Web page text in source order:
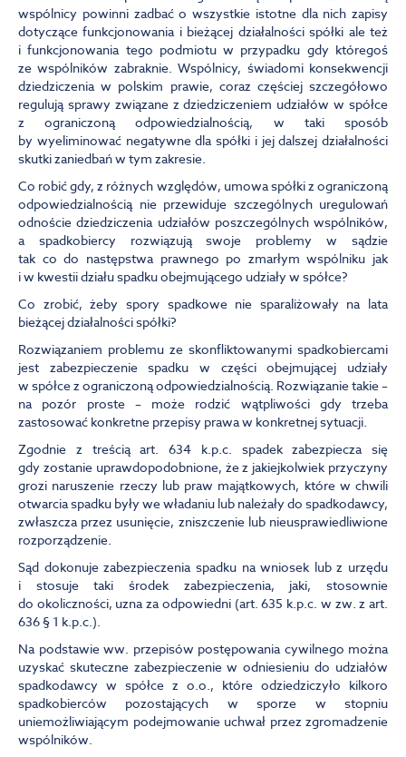
wspólnicy powinni zadbać o wszystkie istotne dla nich zapisy
dotyczące funkcjonowania i bieżącej działalności spółki ale też
i funkcjonowania tego podmiotu w przypadku gdy któregoś
ze wspólników zabraknie. Wspólnicy, świadomi konsekwencji
dziedziczenia w polskim prawie, coraz częściej szczegółowo
regulują sprawy związane z dziedziczeniem udziałów w spółce
z ograniczoną odpowiedzialnością, w taki sposób
by wyeliminować negatywne dla spółki i jej dalszej działalności
skutki zaniedbań w tym zakresie.
Co robić gdy, z różnych względów, umowa spółki z ograniczoną
odpowiedzialnością nie przewiduje szczególnych uregulowań
odnoście dziedziczenia udziałów poszczególnych wspólników,
a spadkobiercy rozwiązują swoje problemy w sądzie
tak co do następstwa prawnego po zmarłym wspólniku jak
i w kwestii działu spadku obejmującego udziały w spółce?
Co zrobić, żeby spory spadkowe nie sparaliżowały na lata
bieżącej działalności spółki?
Rozwiązaniem problemu ze skonfliktowanymi spadkobiercami
jest zabezpieczenie spadku w części obejmującej udziały
w spółce z ograniczoną odpowiedzialnością. Rozwiązanie takie –
na pozór proste – może rodzić wątpliwości gdy trzeba
zastosować konkretne przepisy prawa w konkretnej sytuacji.
Zgodnie z treścią art. 634 k.p.c. spadek zabezpiecza się
gdy zostanie uprawdopodobnione, że z jakiejkolwiek przyczyny
grozi naruszenie rzeczy lub praw majątkowych, które w chwili
otwarcia spadku były we władaniu lub należały do spadkodawcy,
zwłaszcza przez usunięcie, zniszczenie lub nieusprawiedliwione
rozporządzenie.
Sąd dokonuje zabezpieczenia spadku na wniosek lub z urzędu
i stosuje taki środek zabezpieczenia, jaki, stosownie
do okoliczności, uzna za odpowiedni (art. 635 k.p.c. w zw. z art.
636 § 1 k.p.c.).
Na podstawie ww. przepisów postępowania cywilnego można
uzyskać skuteczne zabezpieczenie w odniesieniu do udziałów
spadkodawcy w spółce z o.o., które odziedziczyło kilkoro
spadkobierców pozostających w sporze w stopniu
uniemożliwiającym podejmowanie uchwał przez zgromadzenie
wspólników.